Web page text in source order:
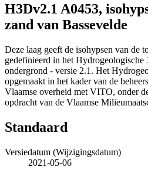
H3Dv2.1 A0453,
zand van Bassevelde
Deze laag geeft de isohypsen van de
gedefinieerd in het Hydrogeologische
ondergrond - versie 2.1. Het
opgemaakt in het kader van de
Vlaamse overheid met VITO, onder
opdracht van de Vlaamse
Standaard
Versiedatum (Wijzigingsdatum)
2021-05-06